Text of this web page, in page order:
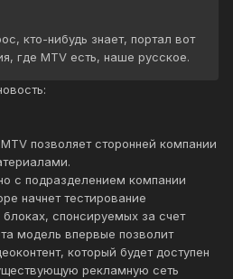
кто-нибудь знает, портал вот
где MTV есть, наше русское.
позволяет сторонней компании
с подразделением компании
начнет тестирование
спонсируемых за счет
модель впервые позволит
который будет доступен
рекламную сеть